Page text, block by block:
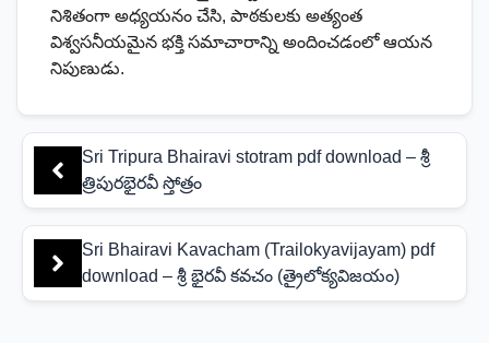
నిశితంగా అధ్యయనం చేసి, పాఠకులకు అత్యంత
విశ్వసనీయమైన భక్తి సమాచారాన్ని అందించడంలో ఆయన
నిపుణుడు.
Sri Tripura Bhairavi stotram pdf download – శ్రీ
త్రిపురభైరవీ స్తోత్రం
Sri Bhairavi Kavacham (Trailokyavijayam) pdf
download – శ్రీ భైరవీ కవచం (త్రైలోక్యవిజయం)